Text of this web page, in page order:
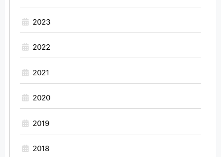
2023
2022
2021
2020
2019
2018